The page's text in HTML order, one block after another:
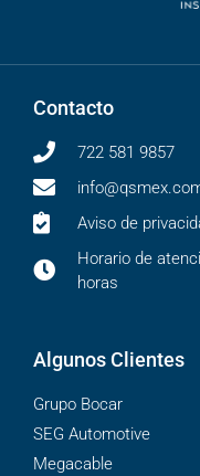
Contacto
722 581 9857
Aviso de
Horario de
horas
Algunos Clientes
Grupo Bocar
SEG Automotive
Megacable